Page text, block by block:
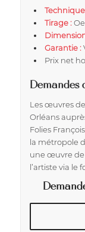
Tirage :
Garantie :
Prix net
Demandes
Les œuvres
Orléans
Folies
la métropole
une œuvre de
l’artiste via le